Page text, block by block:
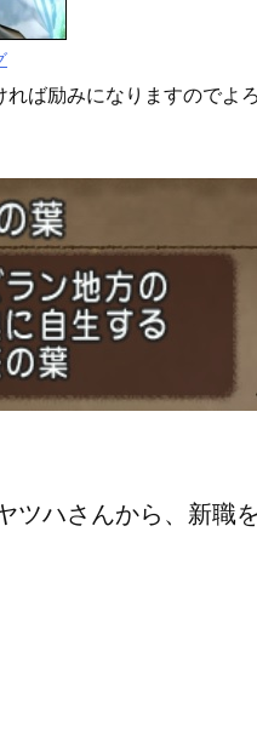
ば励みになりますのでよ
ツハさんから、新職